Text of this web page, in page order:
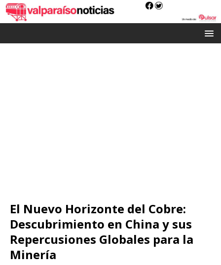
El Nuevo Horizonte del Cobre:
Descubrimiento en China y sus
Repercusiones Globales para la
Minería